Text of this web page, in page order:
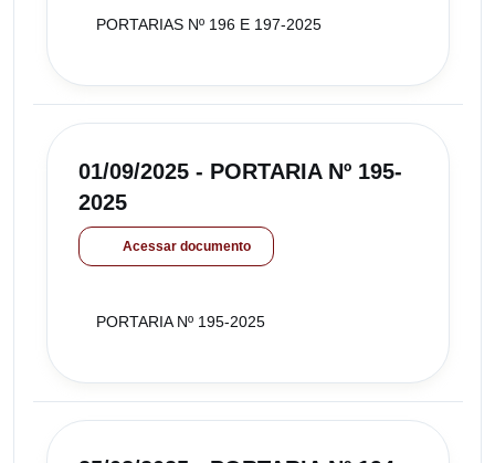
PORTARIAS Nº 196 E 197-2025
01/09/2025 - PORTARIA Nº 195-
2025
Acessar documento
PORTARIA Nº 195-2025